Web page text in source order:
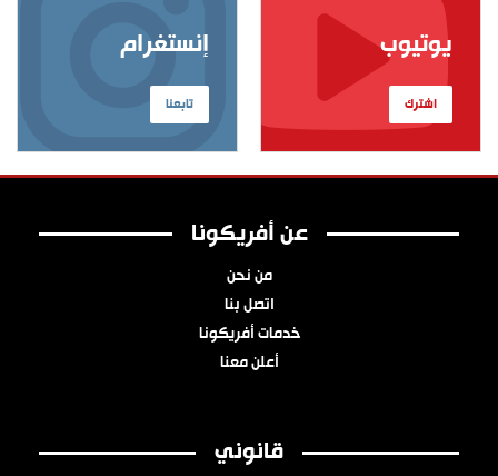
إنستغرام
تابعنا
يوتيوب
اشترك
عن أفريكونا
من نحن
اتصل بنا
خدمات أفريكونا
أعلن معنا
قانوني